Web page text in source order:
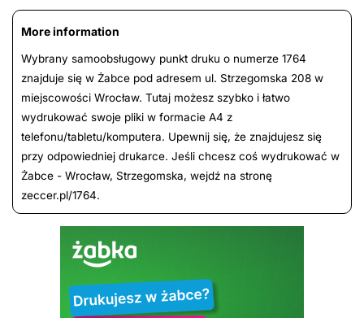
More information
Wybrany samoobsługowy punkt druku o numerze 1764
znajduje się w Żabce pod adresem ul. Strzegomska 208 w
miejscowości Wrocław. Tutaj możesz szybko i łatwo
wydrukować swoje pliki w formacie A4 z
telefonu/tabletu/komputera. Upewnij się, że znajdujesz się
przy odpowiedniej drukarce. Jeśli chcesz coś wydrukować w
Żabce - Wrocław, Strzegomska, wejdź na stronę
zeccer.pl/1764.